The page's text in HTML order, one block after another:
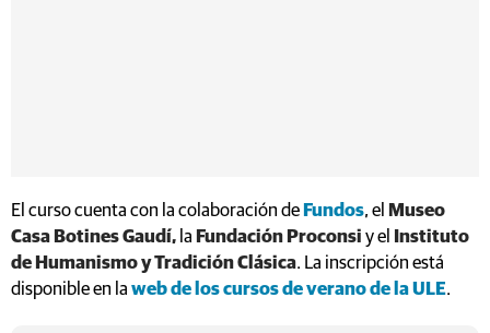
El curso cuenta con la colaboración de Fundos, el Museo
Casa Botines Gaudí, la Fundación Proconsi y el
Instituto
de Humanismo y Tradición Clásica. La inscripción está
disponible en la web de los cursos de verano de la ULE.